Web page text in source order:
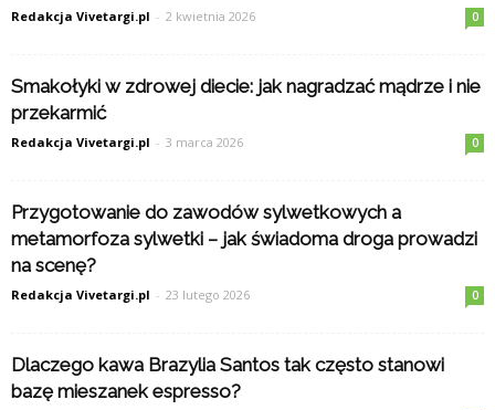
Redakcja Vivetargi.pl - 2 kwietnia 2026 0
Smakołyki w zdrowej diecie: jak nagradzać mądrze i nie
przekarmić
Redakcja Vivetargi.pl - 3 marca 2026 0
Przygotowanie do zawodów sylwetkowych a
metamorfoza sylwetki – jak świadoma droga prowadzi
na scenę?
Redakcja Vivetargi.pl - 23 lutego 2026 0
Dlaczego kawa Brazylia Santos tak często stanowi
bazę mieszanek espresso?